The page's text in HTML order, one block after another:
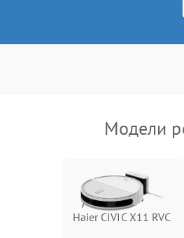
Модели
Haier CIVIC X11 RVC